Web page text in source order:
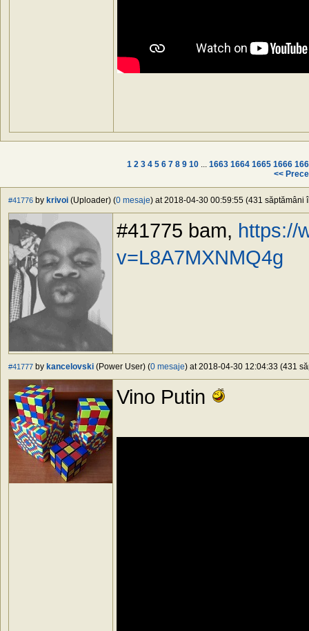
1 2 3 4 5 6 7 8 9 10 ... 1663 1664 1665 1666
<<
#41776 by krivoi (Uploader) (0 mesaje) at 2018-04-30 00:59:55 (431 săptămâni
#41775 bam, https://
v=L8A7MXNMQ4g
#41777 by kancelovski (Power User) (0 mesaje) at 2018-04-30 12:04:33 (431
Vino Putin